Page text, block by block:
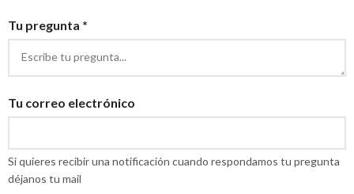
Tu pregunta *
Tu correo electrónico
Si quieres recibir una notificación cuando respondamos tu pregunta
déjanos tu mail